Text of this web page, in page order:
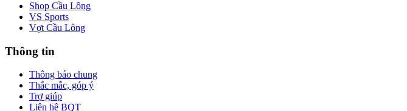
Shop Cầu Lông
VS Sports
Vợt Cầu Lông
Thông tin
Thông báo chung
Thắc mắc, góp ý
Trợ giúp
Liên hệ BQT